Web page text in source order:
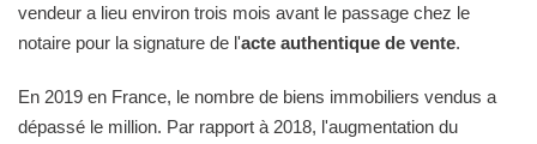
vendeur a lieu environ trois mois avant le passage chez le
notaire pour la signature de l'acte authentique de vente.
En 2019 en France, le nombre de biens immobiliers vendus a
dépassé le million. Par rapport à 2018, l'augmentation du